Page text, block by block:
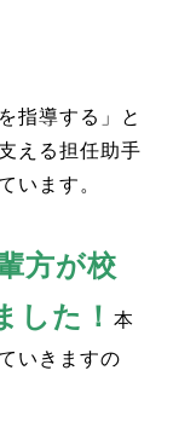
指導する」と
える担任助手
います。
方が校
した！ 本
いきますの